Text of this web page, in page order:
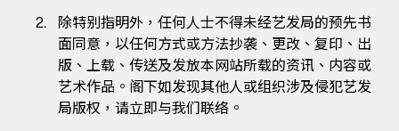
除特别指明外，任何人士不得未经艺发局的预先书
面同意，以任何方式或方法抄袭、更改、复印、出
版、上载、传送及发放本网站所载的资讯、内容或
艺术作品。阁下如发现其他人或组织涉及侵犯艺发
局版权，请立即与我们联络。